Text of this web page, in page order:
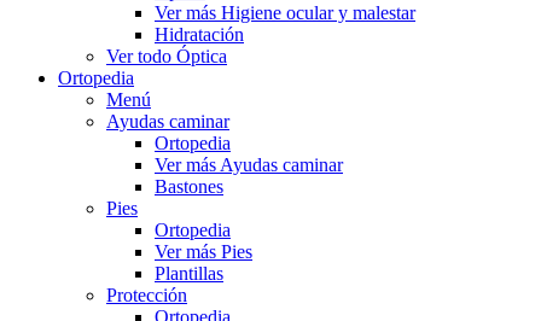
Ver más Higiene ocular y malestar
Hidratación
Ver todo Óptica
Ortopedia
Menú
Ayudas caminar
Ortopedia
Ver más Ayudas caminar
Bastones
Pies
Ortopedia
Ver más Pies
Plantillas
Protección
Ortopedia